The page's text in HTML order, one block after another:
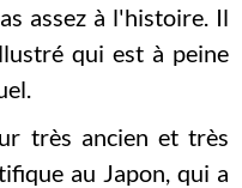
assez à l'histoire. Il
qui est à peine
très ancien et très
au Japon, qui a